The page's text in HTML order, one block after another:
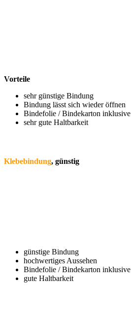
Vorteile
sehr günstige Bindung
Bindung lässt sich wieder öffnen
Bindefolie / Bindekarton inklusive
sehr gute Haltbarkeit
Klebebindung, günstig
günstige Bindung
hochwertiges Aussehen
Bindefolie / Bindekarton inklusive
gute Haltbarkeit